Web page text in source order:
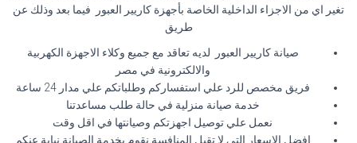
تغير اي من الاجزاء الداخلية الخاصة بأجهزة كاريير العبور فيما بعد وذلك عن
طريق
صيانة كاريير العبور لديه تعاقد مع جميع وكلاء الاجهزة الكهربية
والالكترونية في مصر
فريق مخصص للرد علي استفساركم وطلباتكم علي مدار 24 ساعة
خدمة صيانة منزلية في حالة طلب مساعدتنا
نعمل علي توصيل اجهزتكم وصيانتها في اقل وقت
افضل الاسعار التي لا تقبل المنافسة نقوم بخدمة الصيانة نيابة عنكم